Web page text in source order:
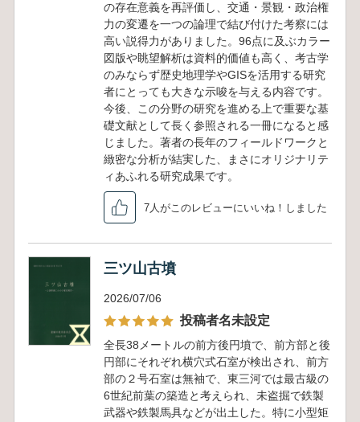
の存在意義を再評価し、交通・景観・政治権
力の変遷を一つの論理で結び付けた考察には
高い説得力がありました。96点に及ぶカラー
図版や眺望解析は資料的価値も高く、考古学
のみならず歴史地理学やGISを活用する研究
者にとっても大きな示唆を与える内容です。
今後、この分野の研究を進める上で重要な基
礎文献として長く参照される一冊になると感
じました。著者の長年のフィールドワークと
緻密な分析が結実した、まさにオリジナリテ
ィあふれる研究成果です。
7人がこのレビューにいいね！しました
三ツ山古墳
2026/07/06
投稿者名未設定
全長38メートルの前方後円墳で、前方部と後
円部にそれぞれ横穴式石室が検出され、前方
部の２号石室は無袖で、東三河では最古級の
6世紀前葉の築造と考えられ、未盗掘で鉄製
武器や鉄製馬具などが出土した。特に小型矩